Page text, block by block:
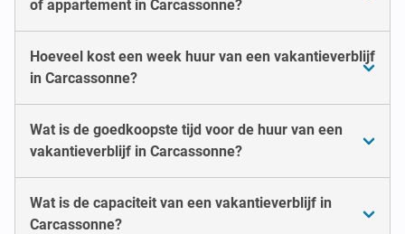
of appartement in Carcassonne?
Hoeveel kost een week huur van een vakantieverblijf
in Carcassonne?
Wat is de goedkoopste tijd voor de huur van een
vakantieverblijf in Carcassonne?
Wat is de capaciteit van een vakantieverblijf in
Carcassonne?